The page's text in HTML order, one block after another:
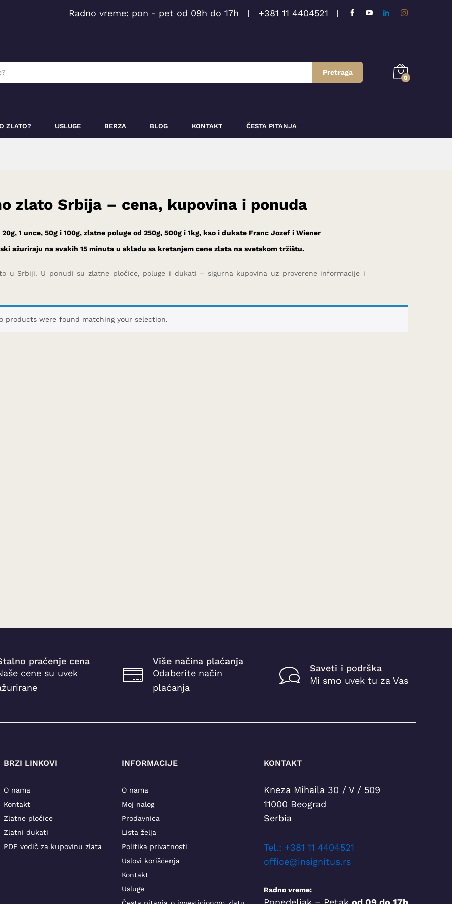
Radno vreme: pon - pet od 09h do 17h +381 11 4404521
Pretraga
0
ZLATO? USLUGE BERZA BLOG KONTAKT ČESTA PITANJA
zlato Srbija – cena, kupovina i ponuda
1 unce, 50g i 100g, zlatne poluge od 250g, 500g i 1kg, kao i dukate Franc Jozef i Wiener
ažuriraju na svakih 15 minuta u skladu sa kretanjem cene zlata na svetskom tržištu.
u Srbiji. U ponudi su zlatne pločice, poluge i dukati – sigurna kupovina uz proverene informacije i
products were found matching your selection.
praćenje cena
cene su uvek
Više načina plaćanja
Odaberite način
plaćanja
Saveti i podrška
Mi smo uvek tu za Vas
BRZI LINKOVI
O nama
Kontakt
Zlatne pločice
Zlatni dukati
PDF vodič za kupovinu zlata
INFORMACIJE
O nama
Moj nalog
Prodavnica
Lista želja
Politika privatnosti
Uslovi korišćenja
Kontakt
Usluge
KONTAKT
Kneza Mihaila 30 / V / 509
11000 Beograd
Serbia
Tel.: +381 11 4404521
office@insignitus.rs
Radno vreme: